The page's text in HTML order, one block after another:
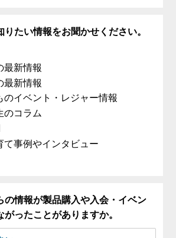
りたい情報をお聞かせください。
最新情報
最新情報
のイベント・レジャー情報
のコラム
て事例やインタビュー
の情報が製品購入や入会・イベン
がったことがありますか。